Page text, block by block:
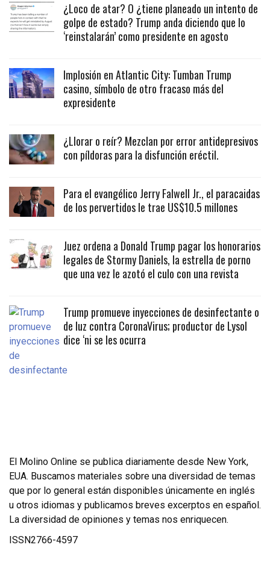
¿Loco de atar? O ¿tiene planeado un intento de
golpe de estado? Trump anda diciendo que lo
‘reinstalarán’ como presidente en agosto
Implosión en Atlantic City: Tumban Trump
casino, símbolo de otro fracaso más del
expresidente
¿Llorar o reír? Mezclan por error antidepresivos
con píldoras para la disfunción eréctil.
Para el evangélico Jerry Falwell Jr., el paracaidas
de los pervertidos le trae US$10.5 millones
Juez ordena a Donald Trump pagar los honorarios
legales de Stormy Daniels, la estrella de porno
que una vez le azotó el culo con una revista
Trump promueve inyecciones de desinfectante o
de luz contra CoronaVirus; productor de Lysol
dice ‘ni se les ocurra
El Molino Online se publica diariamente desde New York,
EUA. Buscamos materiales sobre una diversidad de temas
que por lo general están disponibles únicamente en inglés
u otros idiomas y publicamos breves excerptos en español.
La diversidad de opiniones y temas nos enriquecen.
ISSN2766-4597